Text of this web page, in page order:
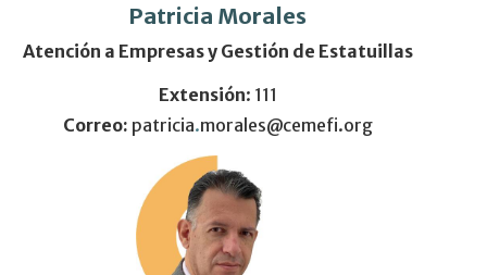
Patricia Morales
Atención a Empresas y Gestión de Estatuillas
Extensión: 111
Correo: patricia.morales@cemefi.org